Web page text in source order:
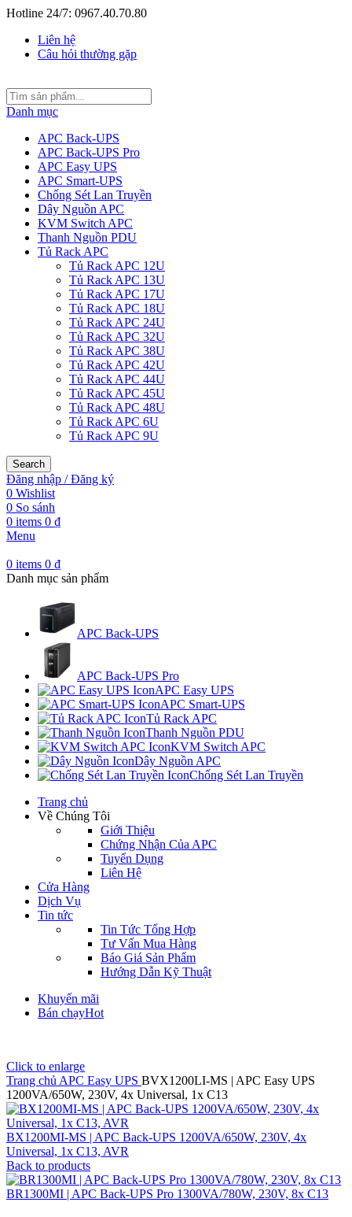
Hotline 24/7: 0967.40.70.80
Liên hệ
Câu hỏi thường gặp
Danh mục
APC Back-UPS
APC Back-UPS Pro
APC Easy UPS
APC Smart-UPS
Chống Sét Lan Truyền
Dây Nguồn APC
KVM Switch APC
Thanh Nguồn PDU
Tủ Rack APC
Tủ Rack APC 12U
Tủ Rack APC 13U
Tủ Rack APC 17U
Tủ Rack APC 18U
Tủ Rack APC 24U
Tủ Rack APC 32U
Tủ Rack APC 38U
Tủ Rack APC 42U
Tủ Rack APC 44U
Tủ Rack APC 45U
Tủ Rack APC 48U
Tủ Rack APC 6U
Tủ Rack APC 9U
Search
Đăng nhập / Đăng ký
0 Wishlist
0 So sánh
0 items 0 ₫
Menu
0 items 0 ₫
Danh mục sản phẩm
APC Back-UPS
APC Back-UPS Pro
APC Easy UPS
APC Smart-UPS
Tủ Rack APC
Thanh Nguồn PDU
KVM Switch APC
Dây Nguồn APC
Chống Sét Lan Truyền
Trang chủ
Về Chúng Tôi
Giới Thiệu
Chứng Nhận Của APC
Tuyển Dụng
Liên Hệ
Cửa Hàng
Dịch Vụ
Tin tức
Tin Tức Tổng Hợp
Tư Vấn Mua Hàng
Báo Giá Sản Phẩm
Hướng Dẫn Kỹ Thuật
Khuyến mãi
Bán chạyHot
Click to enlarge
Trang chủ APC Easy UPS BVX1200LI-MS | APC Easy UPS
1200VA/650W, 230V, 4x Universal, 1x C13
BX1200MI-MS | APC Back-UPS 1200VA/650W, 230V, 4x
Universal, 1x C13, AVR
Back to products
BR1300MI | APC Back-UPS Pro 1300VA/780W, 230V, 8x C13